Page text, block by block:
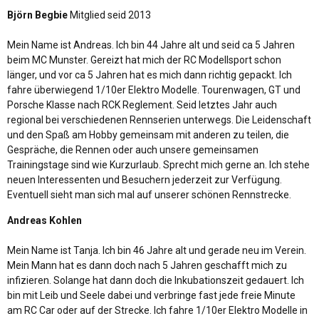
Björn Begbie Mitglied seid 2013
Mein Name ist Andreas. Ich bin 44 Jahre alt und seid ca 5 Jahren
beim MC Munster. Gereizt hat mich der RC Modellsport schon
länger, und vor ca 5 Jahren hat es mich dann richtig gepackt. Ich
fahre überwiegend 1/10er Elektro Modelle. Tourenwagen, GT und
Porsche Klasse nach RCK Reglement. Seid letztes Jahr auch
regional bei verschiedenen Rennserien unterwegs. Die Leidenschaft
und den Spaß am Hobby gemeinsam mit anderen zu teilen, die
Gespräche, die Rennen oder auch unsere gemeinsamen
Trainingstage sind wie Kurzurlaub. Sprecht mich gerne an. Ich stehe
neuen Interessenten und Besuchern jederzeit zur Verfügung.
Eventuell sieht man sich mal auf unserer schönen Rennstrecke.
Andreas Kohlen
Mein Name ist Tanja. Ich bin 46 Jahre alt und gerade neu im Verein.
Mein Mann hat es dann doch nach 5 Jahren geschafft mich zu
infizieren. Solange hat dann doch die Inkubationszeit gedauert. Ich
bin mit Leib und Seele dabei und verbringe fast jede freie Minute
am RC Car oder auf der Strecke. Ich fahre 1/10er Elektro Modelle in